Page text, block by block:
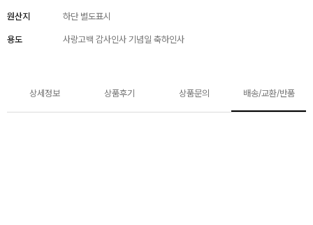
원산지 하단 별도표시
용도 사랑고백 감사인사 기념일 축하인사
상세정보 상품후기 상품문의 배송/교환/반품